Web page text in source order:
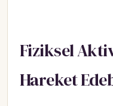
Fiziksel
Hareket